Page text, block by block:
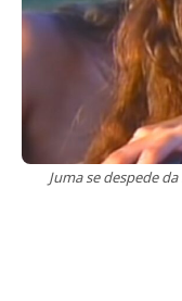
Juma se despede